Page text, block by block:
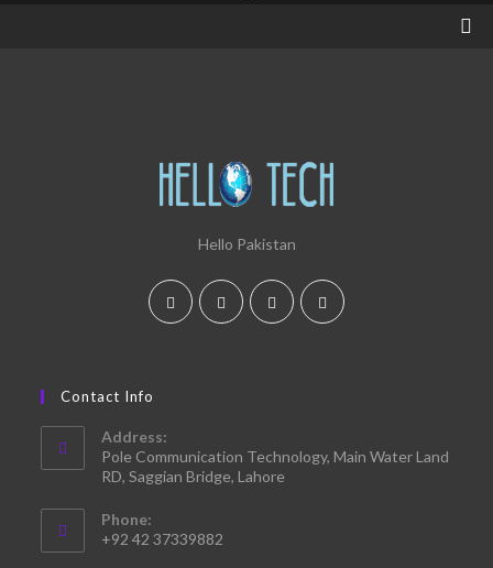
Hello Pakistan
Contact Info
Address:
Pole Communication Technology, Main Water Land
RD, Saggian Bridge, Lahore
Phone:
+92 42 37339882